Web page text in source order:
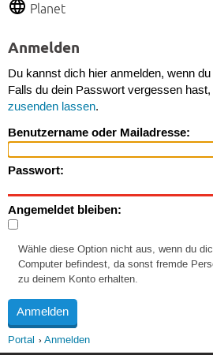
Planet
Anmelden
Du kannst dich hier anmelden, wenn
Falls du dein Passwort vergessen
zusenden lassen.
Benutzername oder Mailadresse:
Passwort:
Angemeldet bleiben:
Wähle diese Option nicht aus, wenn du
Computer befindest, da sonst fremde
zu deinem Konto erhalten.
Portal Anmelden